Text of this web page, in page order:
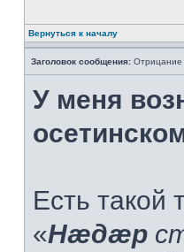
Вернуться к началу
Заголовок сообщения: Отрицание
У меня
Есть такой
«Нæдæр